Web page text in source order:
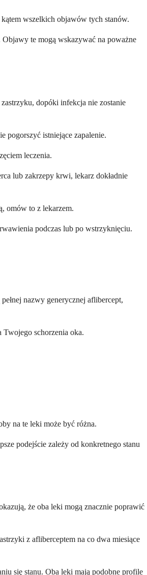
wszelkich objawów tych stanów.
te mogą wskazywać na poważne
dopóki infekcja nie zostanie
pogorszyć istniejące zapalenie.
leczenia.
lub zakrzepy krwi, lekarz dokładnie
omów to z lekarzem.
podczas lub po wstrzyknięciu.
nazwy generycznej aflibercept,
Twojego schorzenia oka.
na te leki może być różna.
podejście zależy od konkretnego stanu
że oba leki mogą znacznie poprawić
z afliberceptem na co dwa miesiące
się stanu. Oba leki mają podobne profile